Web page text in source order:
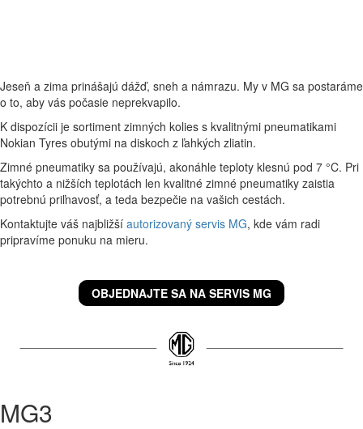
Jeseň a zima prinášajú dážď, sneh a námrazu. My v MG sa postaráme
o to, aby vás počasie neprekvapilo.
K dispozícii je sortiment zimných kolies s kvalitnými pneumatikami
Nokian Tyres obutými na diskoch z ľahkých zliatin.
Zimné pneumatiky sa používajú, akonáhle teploty klesnú pod 7 °C. Pri
takýchto a nižších teplotách len kvalitné zimné pneumatiky zaistia
potrebnú priľnavosť, a teda bezpečie na vašich cestách.
Kontaktujte váš najbližší autorizovaný servis MG, kde vám radi
pripravíme ponuku na mieru.
OBJEDNAJTE SA NA SERVIS MG
MG3